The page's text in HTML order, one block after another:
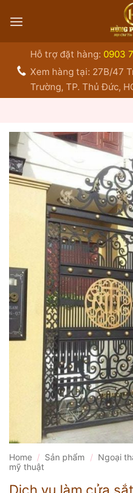
qua
Hỗ trợ đặt hàng: 0903
Xem hàng tại: 27B/47
Trường, TP. Thủ Đức,
Home / Sản phẩm / Ngoại
mỹ thuật
Dịch vụ làm cửa